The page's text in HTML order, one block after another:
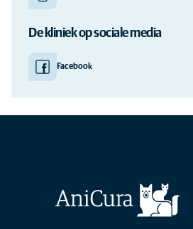
De kliniek op sociale media
Facebook